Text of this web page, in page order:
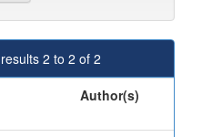
2 to 2 of 2
Author(s)